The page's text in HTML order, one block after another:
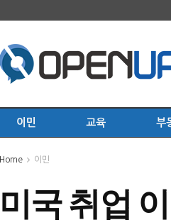
이민 교육 부
Home 이민
미국 취업